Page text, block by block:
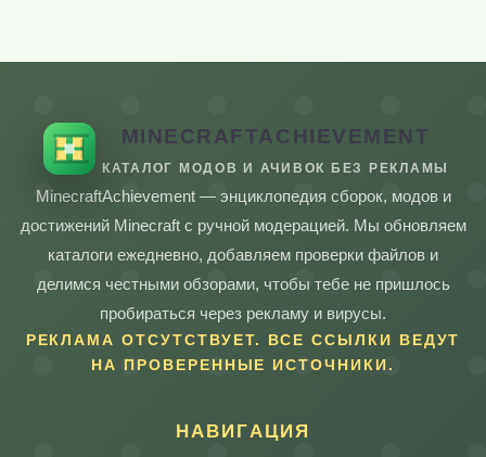
MINECRAFTACHIEVEMENT
КАТАЛОГ МОДОВ И АЧИВОК БЕЗ РЕКЛАМЫ
MinecraftAchievement — энциклопедия сборок, модов и
достижений Minecraft с ручной модерацией. Мы обновляем
каталоги ежедневно, добавляем проверки файлов и
делимся честными обзорами, чтобы тебе не пришлось
пробираться через рекламу и вирусы.
РЕКЛАМА ОТСУТСТВУЕТ. ВСЕ ССЫЛКИ ВЕДУТ
НА ПРОВЕРЕННЫЕ ИСТОЧНИКИ.
НАВИГАЦИЯ